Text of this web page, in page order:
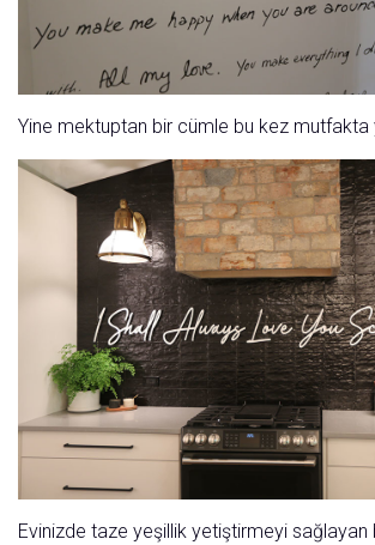
Yine mektuptan bir cümle bu kez mutfakta
Evinizde taze yeşillik yetiştirmeyi